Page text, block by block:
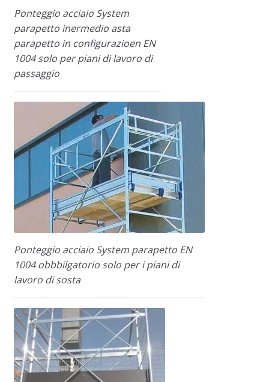
Ponteggio acciaio System
parapetto inermedio asta
parapetto in configurazioen EN
1004 solo per piani di lavoro di
passaggio
Ponteggio acciaio System parapetto EN
1004 obbbilgatorio solo per i piani di
lavoro di sosta